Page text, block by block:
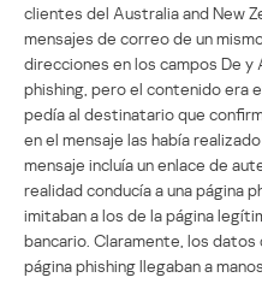
clientes del Australia and New
mensajes de correo de un
direcciones en los campos De
phishing, pero el contenido era
pedía al destinatario que
en el mensaje las había
mensaje incluía un enlace de
realidad conducía a una página
imitaban a los de la página
bancario. Claramente, los datos
página phishing llegaban a